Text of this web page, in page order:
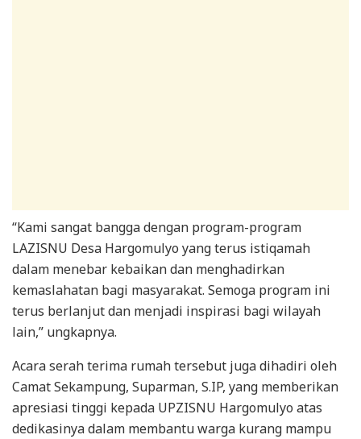
“Kami sangat bangga dengan program-program
LAZISNU Desa Hargomulyo yang terus istiqamah
dalam menebar kebaikan dan menghadirkan
kemaslahatan bagi masyarakat. Semoga program ini
terus berlanjut dan menjadi inspirasi bagi wilayah
lain,” ungkapnya.
Acara serah terima rumah tersebut juga dihadiri oleh
Camat Sekampung, Suparman, S.IP, yang memberikan
apresiasi tinggi kepada UPZISNU Hargomulyo atas
dedikasinya dalam membantu warga kurang mampu